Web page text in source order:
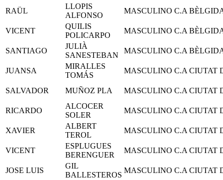
RAÜL
LLOPIS
ALFONSO
MASCULINO C.A
VICENT
QUILIS
POLICARPO
MASCULINO C.A
SANTIAGO
JULIÀ
SANESTEBAN
MASCULINO C.A
JUANSA
MIRALLES
TOMÁS
MASCULINO C.A CIUTAT
SALVADOR MUÑOZ PLA MASCULINO C.A CIUTAT
RICARDO
ALCOCER
SOLER
MASCULINO C.A CIUTAT
XAVIER
ALBERT
TEROL
MASCULINO C.A CIUTAT
VICENT
ESPLUGUES
BERENGUER
MASCULINO C.A CIUTAT
JOSE LUIS
GIL
BALLESTEROS
MASCULINO C.A CIUTAT